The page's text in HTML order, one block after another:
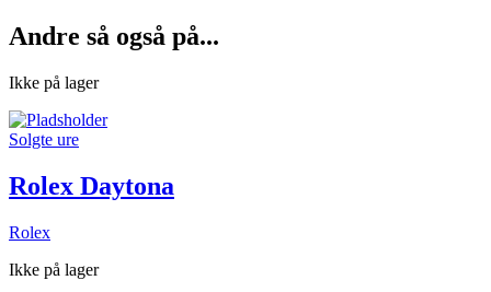
Andre så også på...
Ikke på lager
Solgte ure
Rolex Daytona
Rolex
Ikke på lager